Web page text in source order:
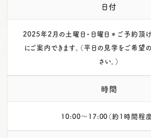
日付
2025年2月の土曜日・日曜日＊ご予約頂け
にご案内できます。（平日の見学をご希望
さい。）
時間
10:00～17:00（約1時間程度